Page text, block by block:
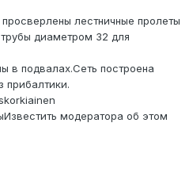
лестничные пролеты
диаметром 32 для
в подвалах.Сеть построена
прибалтики.
модератора об этом